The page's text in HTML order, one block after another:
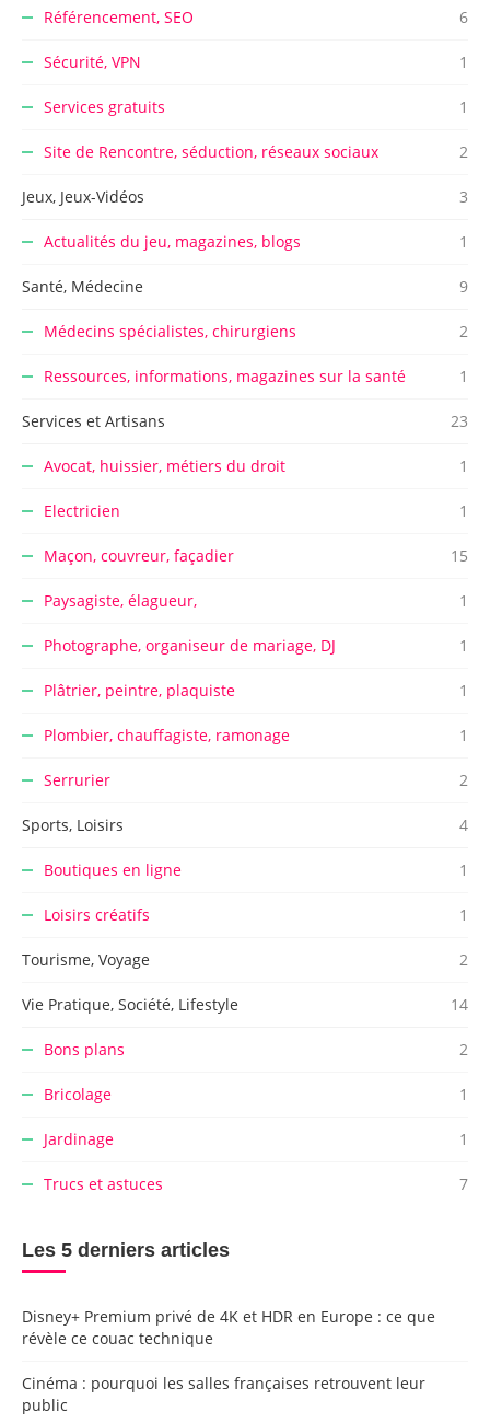
Référencement, SEO 6
Sécurité, VPN 1
Services gratuits 1
Site de Rencontre, séduction, réseaux sociaux 2
Jeux, Jeux-Vidéos 3
Actualités du jeu, magazines, blogs 1
Santé, Médecine 9
Médecins spécialistes, chirurgiens 2
Ressources, informations, magazines sur la santé 1
Services et Artisans 23
Avocat, huissier, métiers du droit 1
Electricien 1
Maçon, couvreur, façadier 15
Paysagiste, élagueur, 1
Photographe, organiseur de mariage, DJ 1
Plâtrier, peintre, plaquiste 1
Plombier, chauffagiste, ramonage 1
Serrurier 2
Sports, Loisirs 4
Boutiques en ligne 1
Loisirs créatifs 1
Tourisme, Voyage 2
Vie Pratique, Société, Lifestyle 14
Bons plans 2
Bricolage 1
Jardinage 1
Trucs et astuces 7
Les 5 derniers articles
Disney+ Premium privé de 4K et HDR en Europe : ce que
révèle ce couac technique
Cinéma : pourquoi les salles françaises retrouvent leur
public